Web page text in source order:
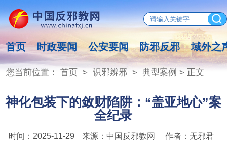
首页 时政要闻 公安要闻 防邪反邪 域外之
您当前位置： 首页> 识邪辨邪 > 典型案例 > 正文
神化包装下的敛财陷阱：“盖亚地心”案
全纪录
时间： 2025-11-29 来源： 中国反邪教网 作者： 无邪君